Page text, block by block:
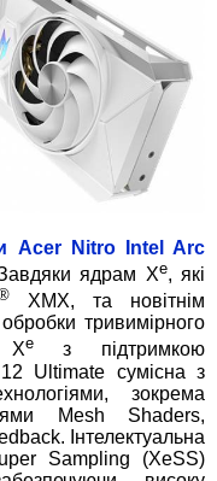
Acer Nitro Intel
Arc
ядрам Xe, які
XMX, та новітнім
тривимірного
Xeз підтримкою
Ultimate сумісна з
зокрема
Mesh Shaders,
Інтелектуальна
Sampling (XeSS)